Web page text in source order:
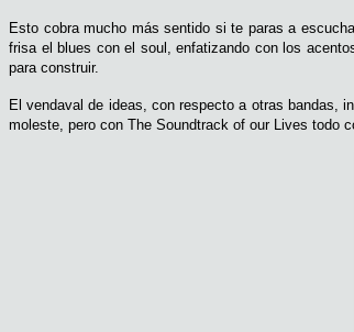
Esto cobra mucho más sentido si te paras a
frisa el blues con el soul, enfatizando con los
para construir.
El vendaval de ideas, con respecto a otras bandas,
moleste, pero con The Soundtrack of our Lives todo